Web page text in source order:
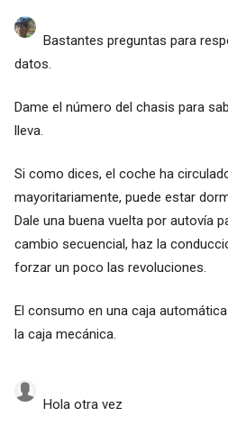
Bastantes preguntas para
datos.
Dame el número del chasis para
lleva.
Si como dices, el coche ha
mayoritariamente, puede estar
Dale una buena vuelta por autovía
cambio secuencial, haz la
forzar un poco las revoluciones.
El consumo en una caja
la caja mecánica.
Hola otra vez